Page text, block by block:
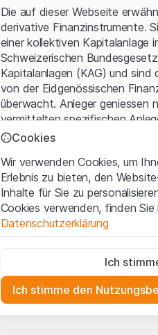
Die auf dieser Webseite
derivative Finanzinstrumente.
einer kollektiven Kapitalanlage
Schweizerischen
Kapitalanlagen (KAG) und
von der Eidgenössischen
überwacht. Anleger geniessen
vermittelten spezifischen
Mit dem Zugriff auf diese
(die "Website") erklären Sie,
Informationen und die
Nutzungsbedingungen
Wenn Sie mit den
Sämtliche
und Markenrechte) an dem
Material liegen bei Leonteq
Cookies
Wir verwenden Cookies, um
Erlebnis zu bieten, den
Inhalte für Sie zu
Cookies verwenden, finden Sie
Datenschutzerklärung
Diese Cookies sind für die
deaktiviert werden.
Zu Analysezwecken
Diese Cookies verfolgen die
Ich
Ich stimme den